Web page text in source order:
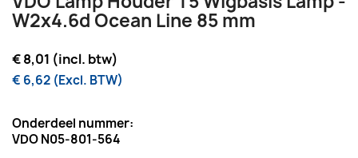
W2x4.6d Ocean Line 85 mm
€ 8,01 (incl. btw)
€ 6,62 (Excl. BTW)
Onderdeel nummer:
VDO N05-801-564